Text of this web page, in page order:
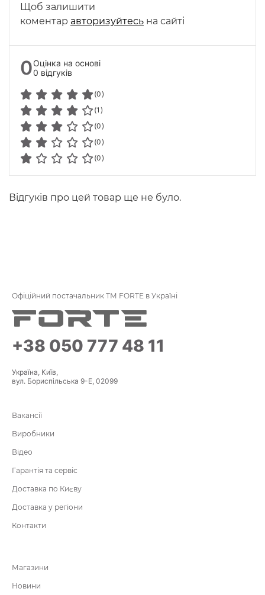
Щоб залишити
коментар авторизуйтесь на сайті
0Оцінка на основі
0 відгуків
(0)
(1)
(0)
(0)
(0)
Відгуків про цей товар ще не було.
Офіційний постачальник ТМ FORTE в Україні
+38 050 777 48 11
Україна, Київ,
вул. Бориспільська 9-Е, 02099
Вакансії
Виробники
Відео
Гарантія та сервіс
Доставка по Києву
Доставка у регіони
Контакти
Магазини
Новини